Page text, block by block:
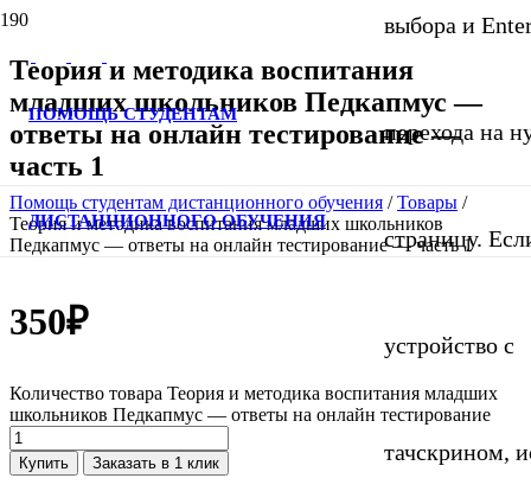
ПОМОЩЬ СТУДЕНТАМ
ДИСТАНЦИОННОГО ОБУЧЕНИЯ
выбора и
перехода на
страницу.
устройство с
тачскрином,
Теория и методика воспитания
младших школьников Педкапмус —
ответы на онлайн тестирование —
часть 1
Помощь студентам дистанционного обучения /Товары /
Теория и методика воспитания младших школьников
Педкапмус — ответы на онлайн тестирование — часть 1
350₽
Количество товара Теория и методика воспитания младших
школьников Педкапмус — ответы на онлайн тестирование
Купить Заказать в 1 клик